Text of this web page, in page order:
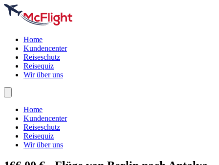
Home
Kundencenter
Reiseschutz
Reisequiz
Wir über uns
Home
Kundencenter
Reiseschutz
Reisequiz
Wir über uns